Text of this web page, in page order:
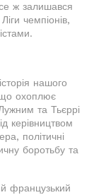
ж залишався
чемпіонів,
нашого
охоплює
та Тьєррі
керівництвом
політичні
боротьбу та
французький